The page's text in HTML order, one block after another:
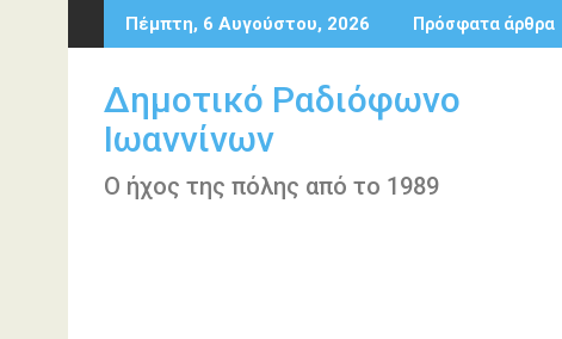
Περάστε
στο
Πέμπτη, 6 Αυγούστου, 2026 Πρόσφατα άρθρα
Δημοτικό Ραδιόφωνο
Ιωαννίνων
Ο ήχος της πόλης από το 1989